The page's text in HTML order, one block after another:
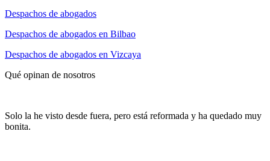
Despachos de abogados
Despachos de abogados en Bilbao
Despachos de abogados en Vizcaya
Qué opinan de nosotros
Solo la he visto desde fuera, pero está reformada y ha quedado muy
bonita.